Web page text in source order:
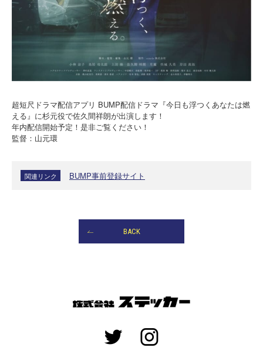
超短尺ドラマ配信アプリ BUMP配信ドラマ『今日も浮つくあなたは燃
える』に杉元役で佐久間祥朗が出演します！
年内配信開始予定！是非ご覧ください！
監督：山元環
関連リンク BUMP事前登録サイト
BACK